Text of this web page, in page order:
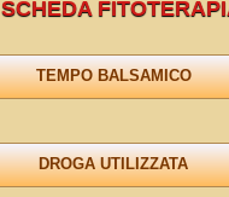
SCHEDA